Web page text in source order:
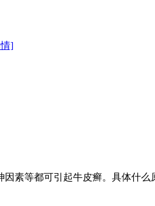
]
素等都可引起牛皮癣。具体什么